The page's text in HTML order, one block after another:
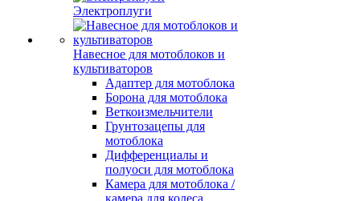
Электроплуги
Навесное для мотоблоков и
культиваторов
Адаптер для мотоблока
Борона для мотоблока
Веткоизмельчители
Грунтозацепы для
мотоблока
Дифференциалы и
полуоси для мотоблока
Камера для мотоблока /
камера для колеса